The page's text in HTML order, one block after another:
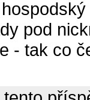
pod
- tak co